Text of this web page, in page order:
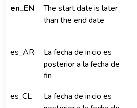
en_EN
The start date is later
than the end date
es_AR
La fecha de inicio es
posterior a la fecha de
fin
es_CL
La fecha de inicio es